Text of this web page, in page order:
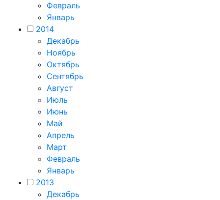
Февраль
Январь
2014
Декабрь
Ноябрь
Октябрь
Сентябрь
Август
Июль
Июнь
Май
Апрель
Март
Февраль
Январь
2013
Декабрь